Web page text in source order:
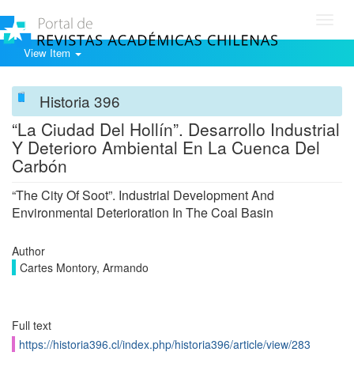
View Item
Historia 396
“La Ciudad Del Hollín”. Desarrollo Industrial
Y Deterioro Ambiental En La Cuenca Del
Carbón
“The City Of Soot”. Industrial Development And
Environmental Deterioration In The Coal Basin
Author
Cartes Montory, Armando
Full text
https://historia396.cl/index.php/historia396/article/view/283